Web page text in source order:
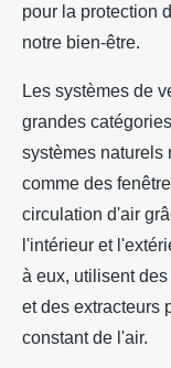
pour la protection
notre bien-être.
Les systèmes de
grandes
systèmes naturels
comme des
circulation d'air
l'intérieur et
à eux, utilisent
et des extracteurs
constant de l'air.